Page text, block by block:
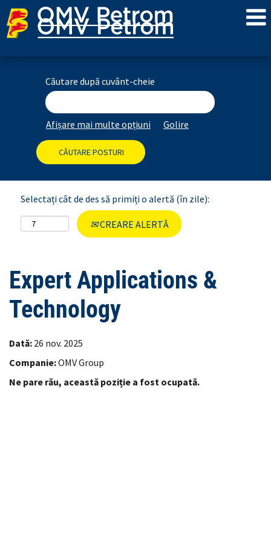
Căutare după cuvânt-cheie
Afișare mai multe opțiuni Golire
Selectați cât de des să primiți o alertă (în zile):
CREARE ALERTĂ
Expert Applications &
Technology
Dată: 26 nov. 2025
Companie:OMV Group
Ne pare rău, această poziție a fost ocupată.